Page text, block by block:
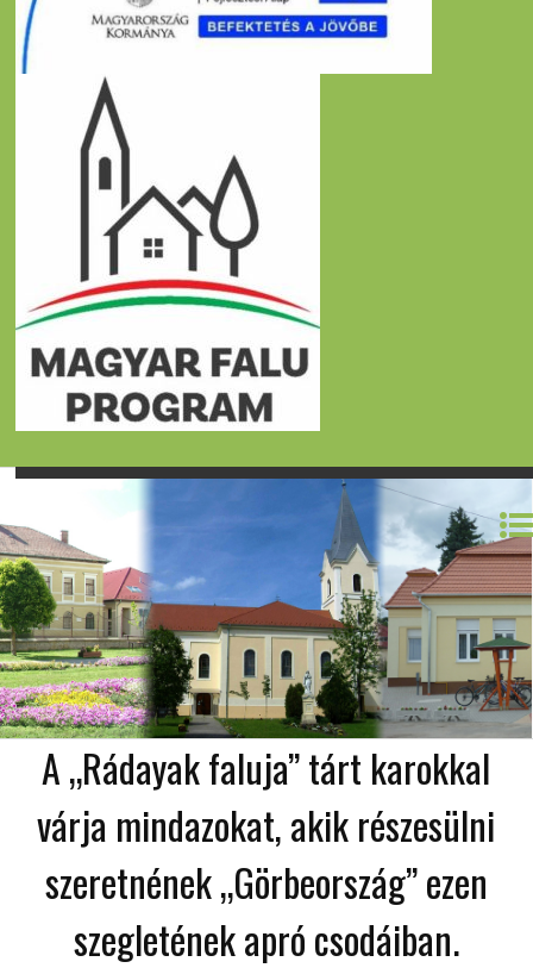
A „Rádayak faluja” tárt karokkal
várja mindazokat, akik részesülni
szeretnének „Görbeország” ezen
szegletének apró csodáiban.